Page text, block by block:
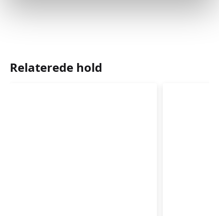
Relaterede hold